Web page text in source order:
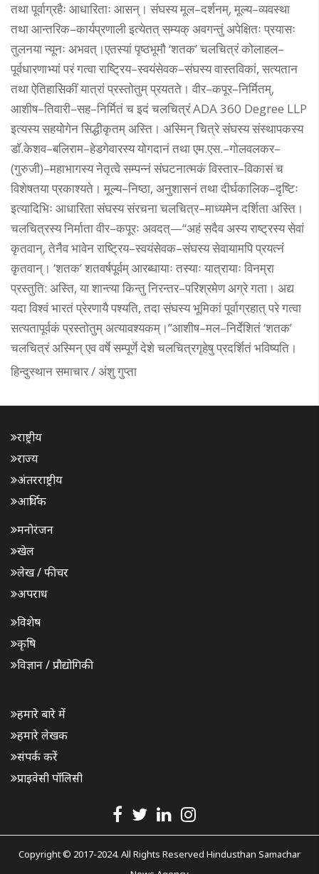
तथा पूर्वाग्रहैः आधारिताः आसन्। संघस्य मूल–दर्शनम्, मूल्य–व्यवस्था
तथा आन्तरिक–कार्यप्रणाली इत्येतत् सम्यक् अवगन्तुं अपेक्षितः प्रयासः
तुलनया न्यूनः अभवत्।एतस्यां पृष्ठभूमौ ‘शतक’ चलचित्रं कोलाहल–
पूर्वधारणाभ्यां परं गत्वा राष्ट्रिय–स्वयंसेवक–संघस्य वास्तविकां, सत्यतान
तथा ऐतिहासिकीं यात्रां प्रस्तोतुम् प्रयतते। वीर–कपूर–निर्मितम्,
आशीष–तिवारी–सह–निर्मितं च इदं चलचित्रं ADA 360 Degree LLP
इत्यस्य सहयोगेन सिद्धीकृतम् अस्ति। अस्मिन् चित्रे संघस्य संस्थापकस्य
डॉ.केशव–बलिराम–हेडगेवारस्य योगदानं तथा एम.एस.–गोलवलकर–
(गुरुजी)–महाभागस्य नेतृत्वे सम्पन्नं संघटनात्मकं विस्तार–विकासं च
विशेषतया प्रकाश्यते। मूल्य–निष्ठा, अनुशासनं तथा दीर्घकालिक–दृष्टिः
इत्यादिभिः आधारिता संघस्य संरचना चलचित्र–माध्यमेन दर्शिता अस्ति।
चलचित्रस्य निर्माता वीर–कपूरः अवदत्—“अहं सदैव अस्य राष्ट्रस्य सेवां
कृतवान्, तेनैव भावेन राष्ट्रिय–स्वयंसेवक–संघस्य सेवायामपि प्रयत्नं
कृतवान्। ‘शतक’ शतवर्षपूर्वम् आरब्धायाः तस्याः यात्रायाः विनम्रा
प्रस्तुति: अस्ति, या शान्त्या किन्तु निरन्तर–परिश्रमेण अग्रे गता। अद्य
यदा विश्वं भारतं प्रेरणायै पश्यति, तदा संघस्य भूमिकां पूर्वाग्रहात् परे गत्वा
सत्यतापूर्वकं प्रस्तोतुम् अत्यावश्यकम्।”आशीष–मल–निर्देशितं ‘शतक’
चलचित्रं अस्मिन् एव वर्षे सम्पूर्णे देशे चलचित्रगृहेषु प्रदर्शितं भविष्यति।
हिन्दुस्थान समाचार / अंशु गुप्ता
राष्ट्रीय
राज्य
अंतरराष्ट्रीय
आर्थिक
मनोरंजन
खेल
लेख / फीचर
अपराध
विशेष
कृषि
विज्ञान / प्रौद्योगिकी
हमारे बारे में
हमारे लेखक
संपर्क करें
प्राइवेसी पॉलिसी
Copyright © 2017-2024. All Rights Reserved Hindusthan Samachar